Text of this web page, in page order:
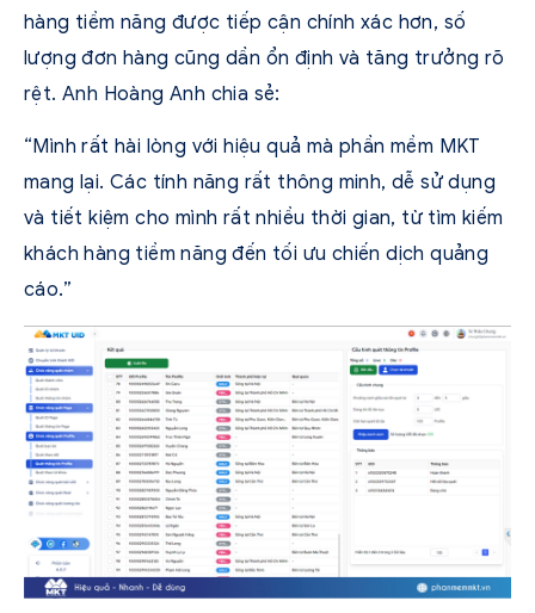
hàng tiềm năng được tiếp cận chính xác hơn, số
lượng đơn hàng cũng dần ổn định và tăng trưởng rõ
rệt. Anh Hoàng Anh chia sẻ:
“Mình rất hài lòng với hiệu quả mà phần mềm MKT
mang lại. Các tính năng rất thông minh, dễ sử dụng
và tiết kiệm cho mình rất nhiều thời gian, từ tìm kiếm
khách hàng tiềm năng đến tối ưu chiến dịch quảng
cáo.”